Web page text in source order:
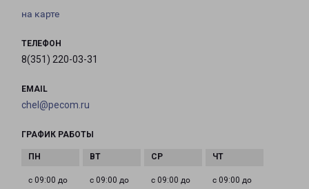
на карте
ТЕЛЕФОН
8(351) 220-03-31
EMAIL
chel@pecom.ru
ГРАФИК РАБОТЫ
с 09:00 до с 09:00 до с 09:00 до с 09:00 до